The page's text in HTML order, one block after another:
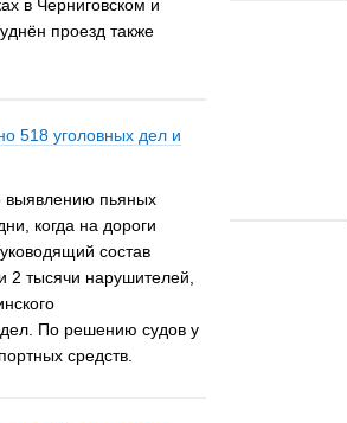
в Черниговском и
проезд также
518 уголовных дел и
выявлению пьяных
когда на дороги
состав
2 тысячи нарушителей,
дел. По решению судов у
средств.